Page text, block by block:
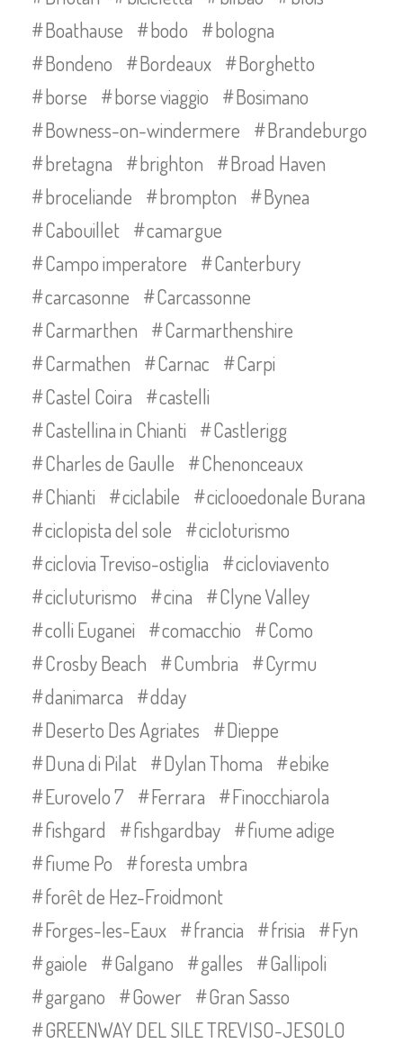
Boathause
bodo
bologna
Bondeno
Bordeaux
Borghetto
borse
borse viaggio
Bosimano
Bowness-on-windermere
Brandeburgo
bretagna
brighton
Broad Haven
broceliande
brompton
Bynea
Cabouillet
camargue
Campo imperatore
Canterbury
carcasonne
Carcassonne
Carmarthen
Carmarthenshire
Carmathen
Carnac
Carpi
Castel Coira
castelli
Castellina in Chianti
Castlerigg
Charles de Gaulle
Chenonceaux
Chianti
ciclabile
ciclooedonale Burana
ciclopista del sole
cicloturismo
ciclovia Treviso-ostiglia
cicloviavento
cicluturismo
cina
Clyne Valley
colli Euganei
comacchio
Como
Crosby Beach
Cumbria
Cyrmu
danimarca
dday
Deserto Des Agriates
Dieppe
Duna di Pilat
Dylan Thoma
ebike
Eurovelo 7
Ferrara
Finocchiarola
fishgard
fishgardbay
fiume adige
fiume Po
foresta umbra
forêt de Hez-Froidmont
Forges-les-Eaux
francia frisia
Fyn
gaiole
Galgano galles
Gallipoli
gargano
Gower
Gran Sasso
GREENWAY DEL SILE TREVISO-JESOLO